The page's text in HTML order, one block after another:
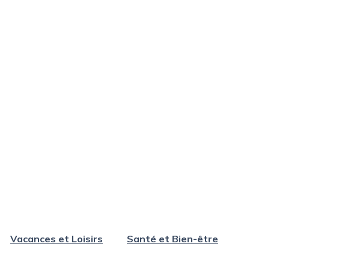
Vacances et Loisirs
Santé et Bien-être